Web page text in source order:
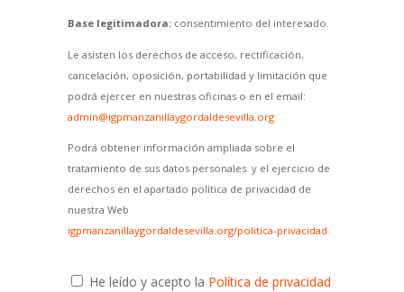
Base legitimadora:consentimiento del interesado.
Le asisten los derechos de acceso, rectificación,
cancelación, oposición, portabilidad y limitación que
podrá ejercer en nuestras oficinas o en el email:
admin@igpmanzanillaygordaldesevilla.org
Podrá obtener información ampliada sobre el
tratamiento de sus datos personales y el ejercicio de
derechos en el apartado política de privacidad de
nuestra Web
igpmanzanillaygordaldesevilla.org/politica-privacidad
He leído y acepto la Política de privacidad